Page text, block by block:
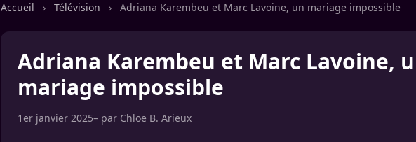
Accueil › Télévision › Adriana Karembeu et Marc Lavoine, un mariage impossible
Adriana Karembeu et Marc Lavoine,
mariage impossible
1er janvier 2025– par Chloe B. Arieux